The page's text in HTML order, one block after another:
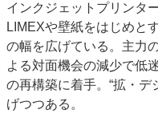
運営
会社案内
購読・購入
お問い合わせ
インクジェットプリンタ
LIMEXや壁紙をはじめと
の幅を広げている。主力
よる対面機会の減少で低
の再構築に着手。“拡・デ
げつつある。